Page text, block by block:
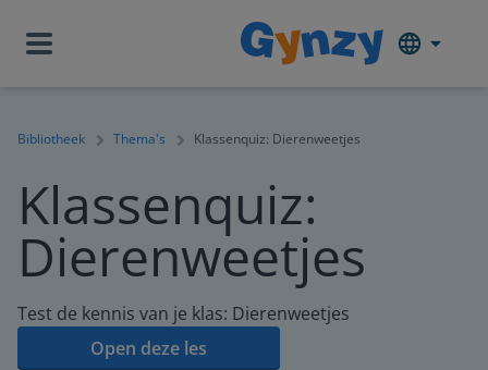
Bibliotheek Thema's Klassenquiz: Dierenweetjes
Klassenquiz:
Dierenweetjes
Test de kennis van je klas: Dierenweetjes
Open deze les